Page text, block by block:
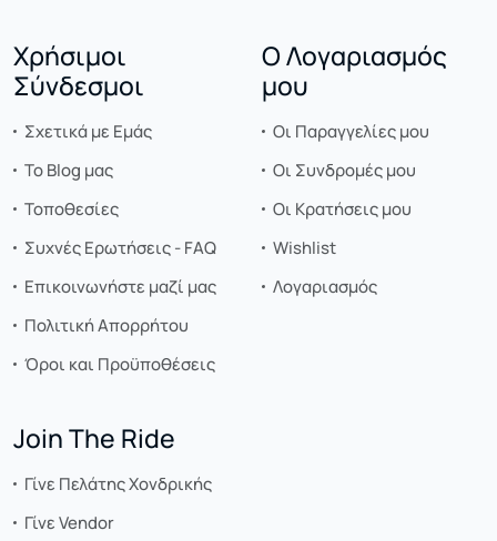
Χρήσιμοι
Σύνδεσμοι
Σχετικά με Εμάς
Το Blog μας
Τοποθεσίες
Συχνές Ερωτήσεις - FAQ
Επικοινωνήστε μαζί μας
Πολιτική Απορρήτου
Όροι και Προϋποθέσεις
Ο Λογαριασμός
μου
Οι Παραγγελίες μου
Οι Συνδρομές μου
Οι Κρατήσεις μου
Wishlist
Λογαριασμός
Join The Ride
Γίνε Πελάτης Χονδρικής
Γίνε Vendor